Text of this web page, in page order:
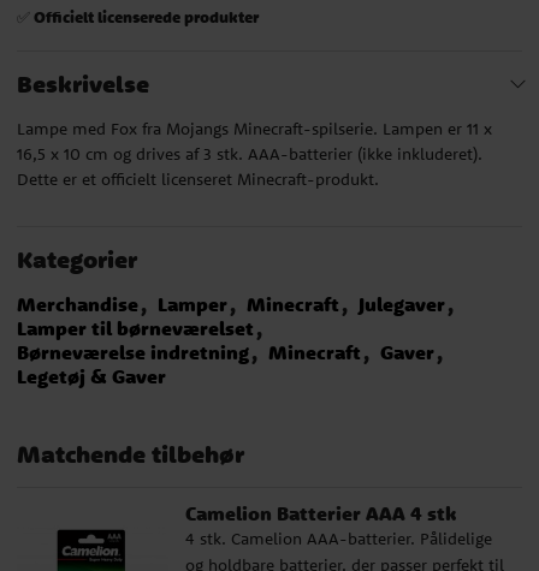
✅ Officielt licenserede produkter
Beskrivelse
Lampe med Fox fra Mojangs Minecraft-spilserie. Lampen er 11 x
16,5 x 10 cm og drives af 3 stk. AAA-batterier (ikke inkluderet).
Dette er et officielt licenseret Minecraft-produkt.
Kategorier
Merchandise Lamper Minecraft
Julegaver
Lamper til børneværelset
Børneværelse indretning
Minecraft
Gaver
Legetøj & Gaver
Matchende tilbehør
Camelion Batterier AAA 4 stk
4 stk. Camelion AAA-batterier. Pålidelige
og holdbare batterier, der passer perfekt til